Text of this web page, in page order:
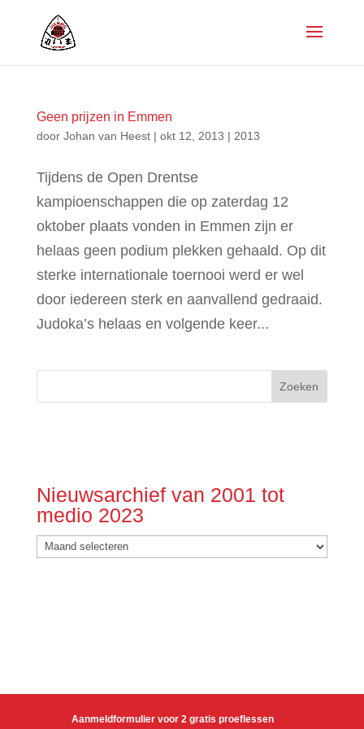
Geen prijzen in Emmen
door Johan van Heest| okt 12, 2013 | 2013
Tijdens de Open Drentse
kampioenschappen die op zaterdag 12
oktober plaats vonden in Emmen zijn er
helaas geen podium plekken gehaald. Op dit
sterke internationale toernooi werd er wel
door iedereen sterk en aanvallend gedraaid.
Judoka’s helaas en volgende keer...
Nieuwsarchief van 2001 tot
medio 2023
Nieuwsarchief
van
Aanmeldformulier voor 2 gratis proeflessen